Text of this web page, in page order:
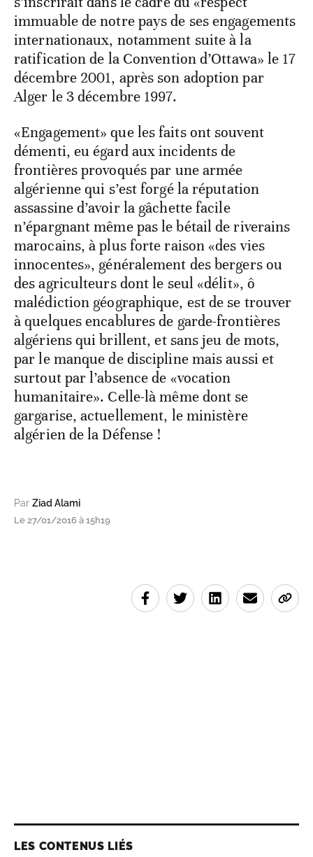
immuable de notre pays de ses engagements
internationaux, notamment suite à la
ratification de la Convention d’Ottawa» le 17
décembre 2001, après son adoption par
Alger le 3 décembre 1997.
«Engagement» que les faits ont souvent
démenti, eu égard aux incidents de
frontières provoqués par une armée
algérienne qui s’est forgé la réputation
assassine d’avoir la gâchette facile
n’épargnant même pas le bétail de riverains
marocains, à plus forte raison «des vies
innocentes», généralement des bergers ou
des agriculteurs dont le seul «délit», ô
malédiction géographique, est de se trouver
à quelques encablures de garde-frontières
algériens qui brillent, et sans jeu de mots,
par le manque de discipline mais aussi et
surtout par l’absence de «vocation
humanitaire». Celle-là même dont se
gargarise, actuellement, le ministère
algérien de la Défense !
Par Ziad Alami
Le 27/01/2016 à 15h19
LES CONTENUS LIÉS